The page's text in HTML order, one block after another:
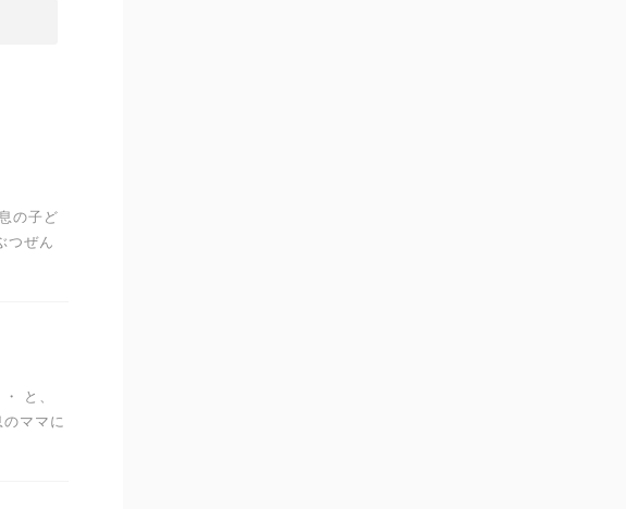
の子ど
つぜん
と、
ママに